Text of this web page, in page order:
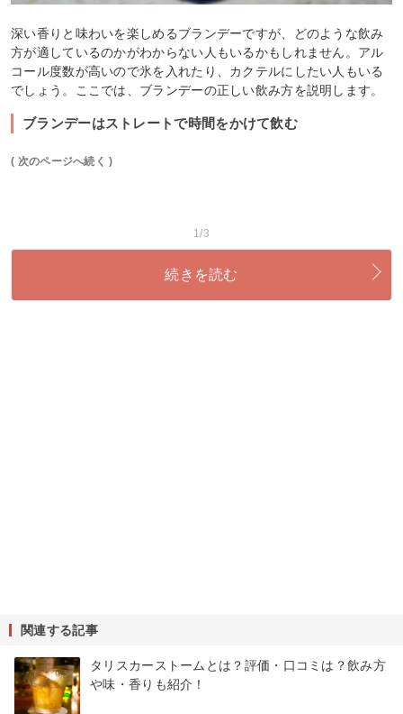
深い香りと味わいを楽しめるブランデーですが、どのような飲み
方が適しているのかがわからない人もいるかもしれません。アル
コール度数が高いので氷を入れたり、カクテルにしたい人もいる
でしょう。ここでは、ブランデーの正しい飲み方を説明します。
ブランデーはストレートで時間をかけて飲む
( 次のページへ続く )
1/3
続きを読む
関連する記事
タリスカーストームとは？評価・口コミは？飲み方
や味・香りも紹介！